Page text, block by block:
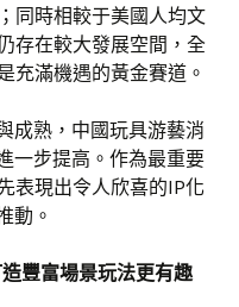
同時相較于美國人均文
存在較大發展空間，全
充滿機遇的黃金賽道。
成熟，中國玩具游藝消
一步提高。作為最重要
表現出令人欣喜的IP化
動。
豐富場景玩法更有趣